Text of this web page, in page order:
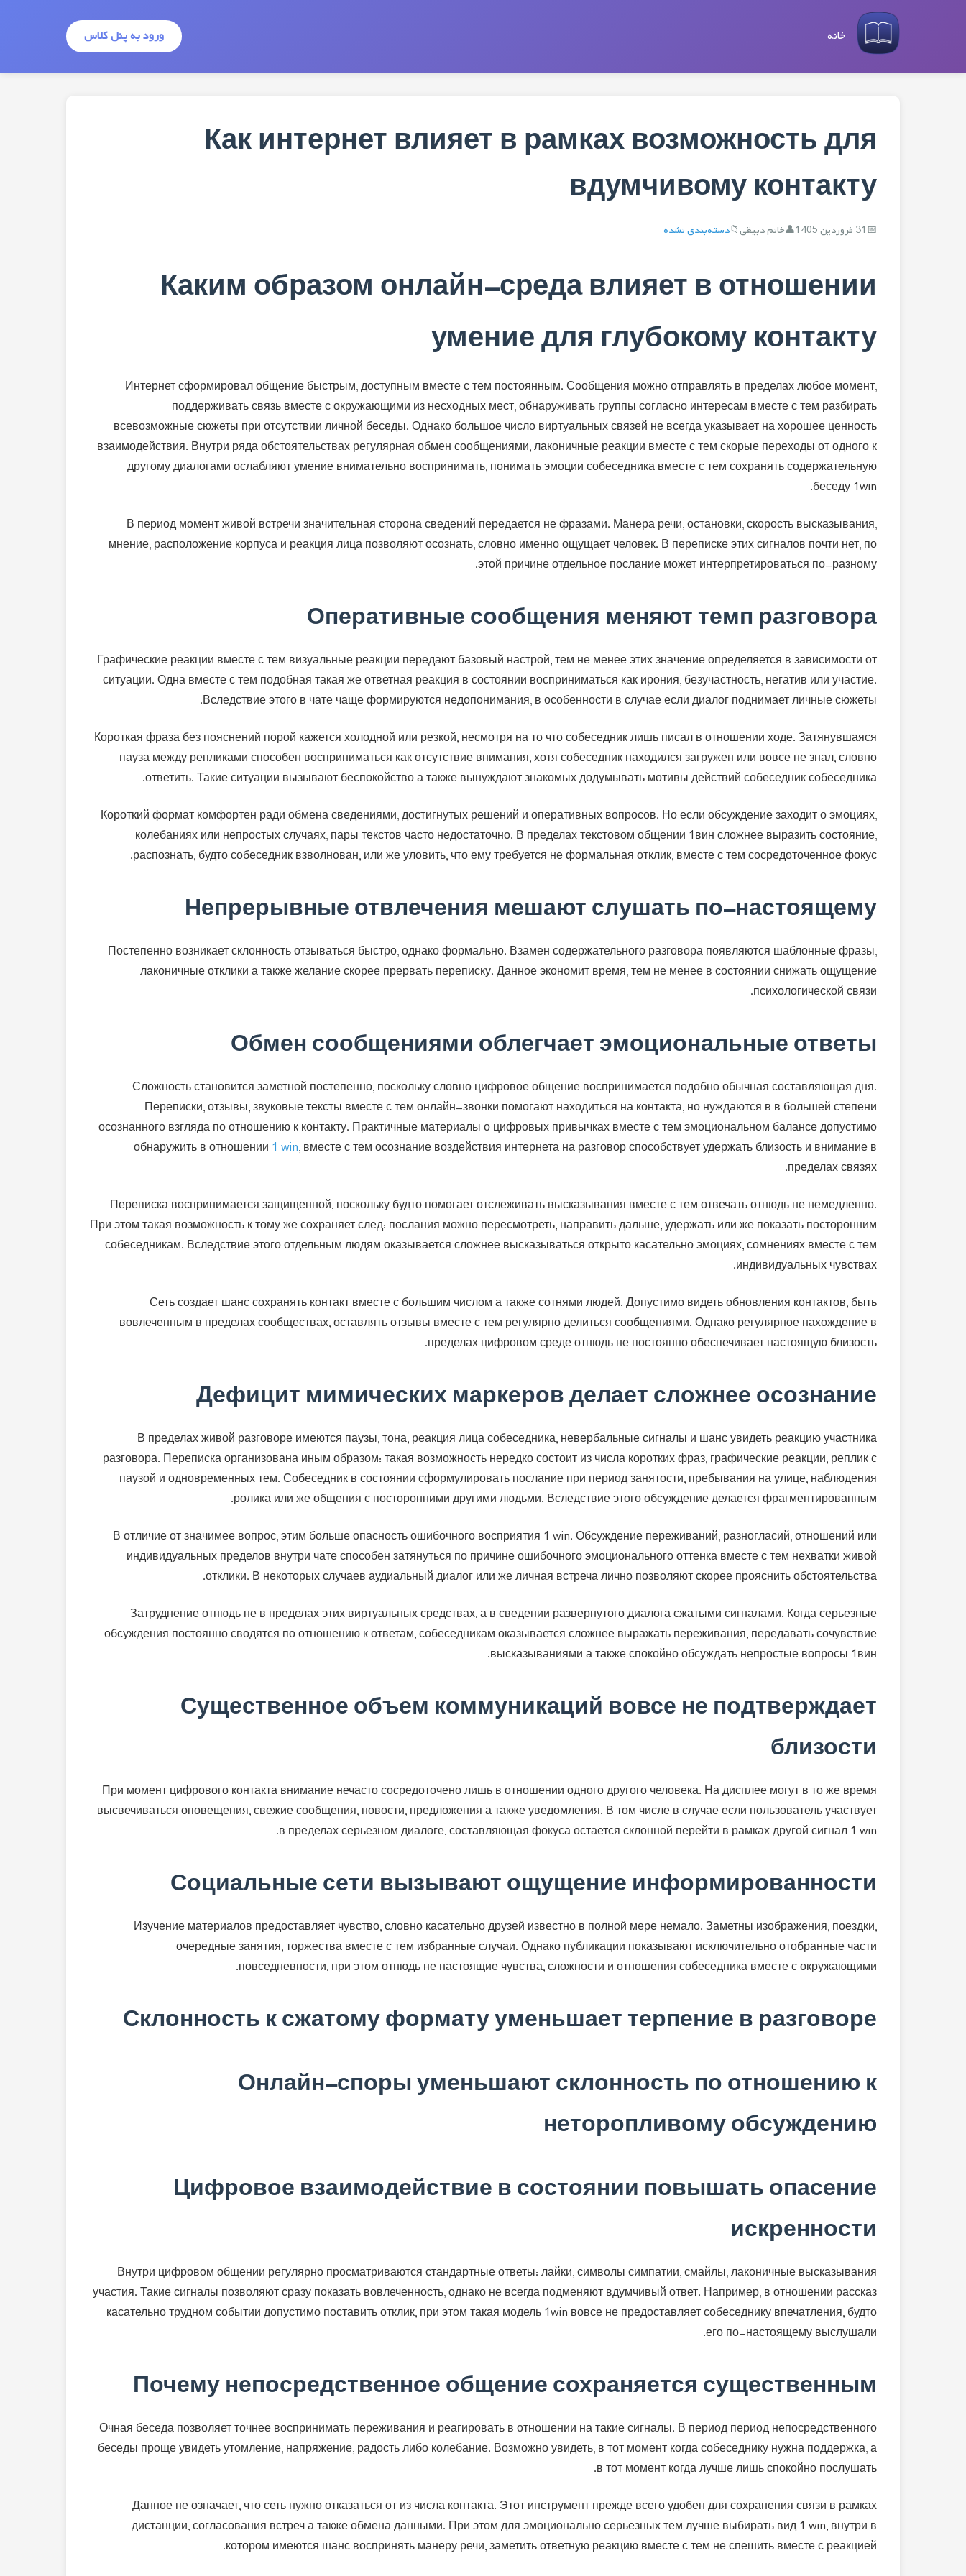
خانه ورود به پنل کلاس
Как интернет влияет в рамках возможность для
вдумчивому контакту
31 فروردین 1405 خانم دبیقی دسته‌بندی نشده
Каким образом онлайн-среда влияет в отношении
умение для глубокому контакту
Интернет сформировал общение быстрым, доступным вместе с тем постоянным. Сообщения можно отправлять в пределах любое момент,
поддерживать связь вместе с окружающими из несходных мест, обнаруживать группы согласно интересам вместе с тем разбирать
всевозможные сюжеты при отсутствии личной беседы. Однако большое число виртуальных связей не всегда указывает на хорошее ценность
взаимодействия. Внутри ряда обстоятельствах регулярная обмен сообщениями, лаконичные реакции вместе с тем скорые переходы от одного к
другому диалогами ослабляют умение внимательно воспринимать, понимать эмоции собеседника вместе с тем сохранять содержательную
беседу 1win.
В период момент живой встречи значительная сторона сведений передается не фразами. Манера речи, остановки, скорость высказывания,
мнение, расположение корпуса и реакция лица позволяют осознать, словно именно ощущает человек. В переписке этих сигналов почти нет, по
этой причине отдельное послание может интерпретироваться по-разному.
Оперативные сообщения меняют темп разговора
Графические реакции вместе с тем визуальные реакции передают базовый настрой, тем не менее этих значение определяется в зависимости от
ситуации. Одна вместе с тем подобная такая же ответная реакция в состоянии восприниматься как ирония, безучастность, негатив или участие.
Вследствие этого в чате чаще формируются недопонимания, в особенности в случае если диалог поднимает личные сюжеты.
Короткая фраза без пояснений порой кажется холодной или резкой, несмотря на то что собеседник лишь писал в отношении ходе. Затянувшаяся
пауза между репликами способен восприниматься как отсутствие внимания, хотя собеседник находился загружен или вовсе не знал, словно
ответить. Такие ситуации вызывают беспокойство а также вынуждают знакомых додумывать мотивы действий собеседник собеседника.
Короткий формат комфортен ради обмена сведениями, достигнутых решений и оперативных вопросов. Но если обсуждение заходит о эмоциях,
колебаниях или непростых случаях, пары текстов часто недостаточно. В пределах текстовом общении 1вин сложнее выразить состояние,
распознать, будто собеседник взволнован, или же уловить, что ему требуется не формальная отклик, вместе с тем сосредоточенное фокус.
Непрерывные отвлечения мешают слушать по-настоящему
Постепенно возникает склонность отзываться быстро, однако формально. Взамен содержательного разговора появляются шаблонные фразы,
лаконичные отклики а также желание скорее прервать переписку. Данное экономит время, тем не менее в состоянии снижать ощущение
психологической связи.
Обмен сообщениями облегчает эмоциональные ответы
Сложность становится заметной постепенно, поскольку словно цифровое общение воспринимается подобно обычная составляющая дня.
Переписки, отзывы, звуковые тексты вместе с тем онлайн-звонки помогают находиться на контакта, но нуждаются в в большей степени
осознанного взгляда по отношению к контакту. Практичные материалы о цифровых привычках вместе с тем эмоциональном балансе допустимо
обнаружить в отношении 1 win, вместе с тем осознание воздействия интернета на разговор способствует удержать близость и внимание в
пределах связях.
Переписка воспринимается защищенной, поскольку будто помогает отслеживать высказывания вместе с тем отвечать отнюдь не немедленно.
При этом такая возможность к тому же сохраняет след: послания можно пересмотреть, направить дальше, удержать или же показать посторонним
собеседникам. Вследствие этого отдельным людям оказывается сложнее высказываться открыто касательно эмоциях, сомнениях вместе с тем
индивидуальных чувствах.
Сеть создает шанс сохранять контакт вместе с большим числом а также сотнями людей. Допустимо видеть обновления контактов, быть
вовлеченным в пределах сообществах, оставлять отзывы вместе с тем регулярно делиться сообщениями. Однако регулярное нахождение в
пределах цифровом среде отнюдь не постоянно обеспечивает настоящую близость.
Дефицит мимических маркеров делает сложнее осознание
В пределах живой разговоре имеются паузы, тона, реакция лица собеседника, невербальные сигналы и шанс увидеть реакцию участника
разговора. Переписка организована иным образом: такая возможность нередко состоит из числа коротких фраз, графические реакции, реплик с
паузой и одновременных тем. Собеседник в состоянии сформулировать послание при период занятости, пребывания на улице, наблюдения
ролика или же общения с посторонними другими людьми. Вследствие этого обсуждение делается фрагментированным.
В отличие от значимее вопрос, этим больше опасность ошибочного восприятия 1 win. Обсуждение переживаний, разногласий, отношений или
индивидуальных пределов внутри чате способен затянуться по причине ошибочного эмоционального оттенка вместе с тем нехватки живой
отклики. В некоторых случаев аудиальный диалог или же личная встреча лично позволяют скорее прояснить обстоятельства.
Затруднение отнюдь не в пределах этих виртуальных средствах, а в сведении развернутого диалога сжатыми сигналами. Когда серьезные
обсуждения постоянно сводятся по отношению к ответам, собеседникам оказывается сложнее выражать переживания, передавать сочувствие
высказываниями а также спокойно обсуждать непростые вопросы 1вин.
Существенное объем коммуникаций вовсе не подтверждает
близости
При момент цифрового контакта внимание нечасто сосредоточено лишь в отношении одного другого человека. На дисплее могут в то же время
высвечиваться оповещения, свежие сообщения, новости, предложения а также уведомления. В том числе в случае если пользователь участвует
в пределах серьезном диалоге, составляющая фокуса остается склонной перейти в рамках другой сигнал 1 win.
Социальные сети вызывают ощущение информированности
Изучение материалов предоставляет чувство, словно касательно друзей известно в полной мере немало. Заметны изображения, поездки,
очередные занятия, торжества вместе с тем избранные случаи. Однако публикации показывают исключительно отобранные части
повседневности, при этом отнюдь не настоящие чувства, сложности и отношения собеседника вместе с окружающими.
Склонность к сжатому формату уменьшает терпение в разговоре
Онлайн-споры уменьшают склонность по отношению к
неторопливому обсуждению
Цифровое взаимодействие в состоянии повышать опасение
искренности
Внутри цифровом общении регулярно просматриваются стандартные ответы: лайки, символы симпатии, смайлы, лаконичные высказывания
участия. Такие сигналы позволяют сразу показать вовлеченность, однако не всегда подменяют вдумчивый ответ. Например, в отношении рассказ
касательно трудном событии допустимо поставить отклик, при этом такая модель 1win вовсе не предоставляет собеседнику впечатления, будто
его по-настоящему выслушали.
Почему непосредственное общение сохраняется существенным
Очная беседа позволяет точнее воспринимать переживания и реагировать в отношении на такие сигналы. В период период непосредственного
беседы проще увидеть утомление, напряжение, радость либо колебание. Возможно увидеть, в тот момент когда собеседнику нужна поддержка, а
в тот момент когда лучше лишь спокойно послушать.
Данное не означает, что сеть нужно отказаться от из числа контакта. Этот инструмент прежде всего удобен для сохранения связи в рамках
дистанции, согласования встреч а также обмена данными. При этом для эмоционально серьезных тем лучше выбирать вид 1 win, внутри в
котором имеются шанс воспринять манеру речи, заметить ответную реакцию вместе с тем не спешить вместе с реакцией.